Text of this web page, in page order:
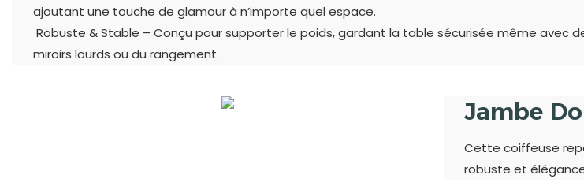
ajoutant une touche de glamour à n’importe quel espace.
Robuste & Stable – Conçu pour supporter le poids, gardant la table sécurisée même avec
miroirs lourds ou du rangement.
Jambe
Cette coiffeuse
robuste et